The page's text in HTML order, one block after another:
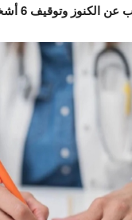
الكنوز وتوقيف 6 أشخاص